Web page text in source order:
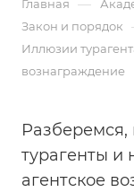
Главная —
Закон и порядок
Иллюзии
вознаграждение
турагенты и
агентское